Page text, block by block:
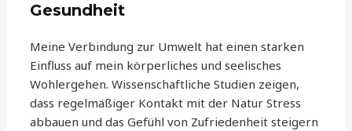
Gesundheit
Meine Verbindung zur Umwelt hat einen starken
Einfluss auf mein körperliches und seelisches
Wohlergehen. Wissenschaftliche Studien zeigen,
dass regelmäßiger Kontakt mit der Natur Stress
abbauen und das Gefühl von Zufriedenheit steigern